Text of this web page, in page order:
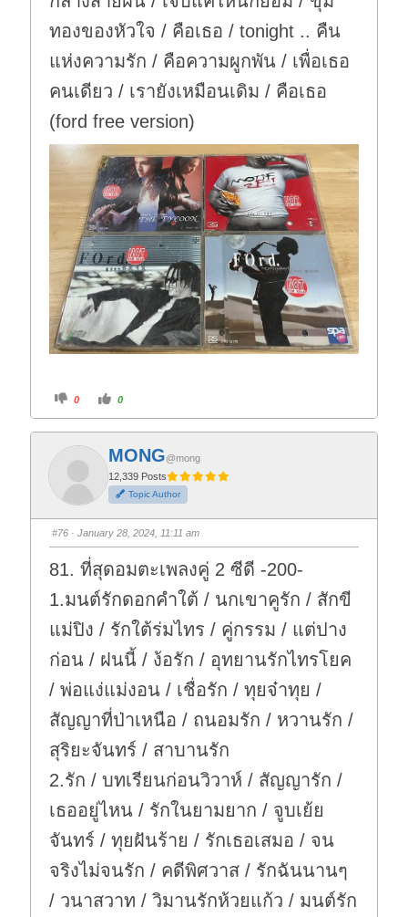
ทองของหัวใจ / คือเธอ / tonight .. คืน
แห่งความรัก / คือความผูกพัน / เพื่อเธอ
คนเดียว / เรายังเหมือนเดิม / คือเธอ
(ford free version)
C
i
k
f
t
h
m
b
d
o
.
0
C
i
k
o
t
h
u
m
b
u
p
0
MONG@mong
12,339 Posts
Topic Author
#76 · January 28, 2024, 11:11 am
81. ที่สุดอมตะเพลงคู่ 2 ซีดี -200-
1.มนต์รักดอกคำใต้ / นกเขาคูรัก / สักขี
แม่ปิง / รักใต้ร่มไทร / คู่กรรม / แต่ปาง
ก่อน / ฝนนี้ / ง้อรัก / อุทยานรักไทรโยค
/ พ่อแง่แม่งอน / เชื่อรัก / ทุยจ๋าทุย /
สัญญาที่ป่าเหนือ / ถนอมรัก / หวานรัก /
สุริยะจันทร์ / สาบานรัก
2.รัก / บทเรียนก่อนวิวาห์ / สัญญารัก /
เธออยู่ไหน / รักในยามยาก / จูบเย้ย
จันทร์ / ทุยฝันร้าย / รักเธอเสมอ / จน
จริงไม่จนรัก / คดีพิศวาส / รักฉันนานๆ
/ วนาสวาท / วิมานรักห้วยแก้ว / มนต์รัก